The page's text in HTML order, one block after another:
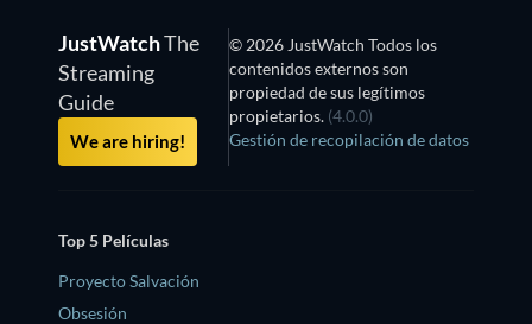
JustWatchThe
Streaming
Guide
We are hiring!
© 2026 JustWatch Todos los
contenidos externos son
propiedad de sus legítimos
propietarios. (4.0.0)
Gestión de recopilación de datos
Top 5 Películas
Proyecto Salvación
Obsesión